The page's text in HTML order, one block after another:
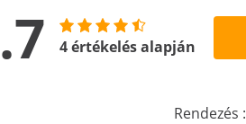
4 értékelés alapján
Rendezés :